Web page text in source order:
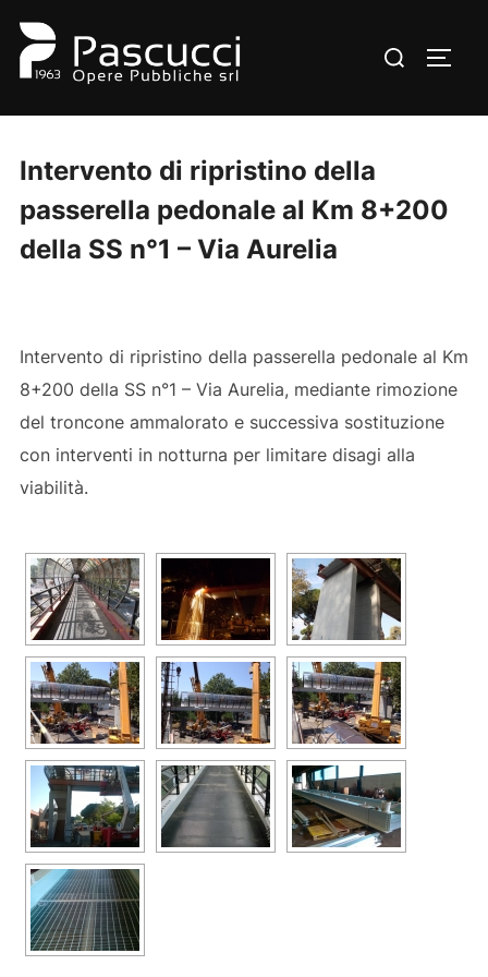
contenuto
Cerca
Intervento di ripristino della
passerella pedonale al Km 8+200
della SS n°1 – Via Aurelia
Intervento di ripristino della passerella pedonale al Km
8+200 della SS n°1 – Via Aurelia, mediante rimozione
del troncone ammalorato e successiva sostituzione
con interventi in notturna per limitare disagi alla
viabilità.